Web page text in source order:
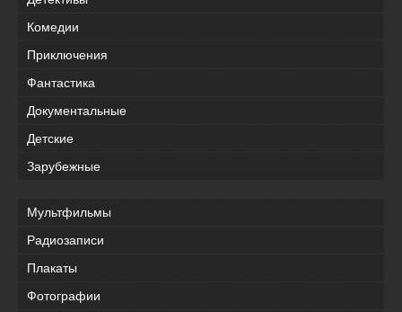
Комедии
Приключения
Фантастика
Документальные
Детские
Зарубежные
Мультфильмы
Радиозаписи
Плакаты
Фотографии